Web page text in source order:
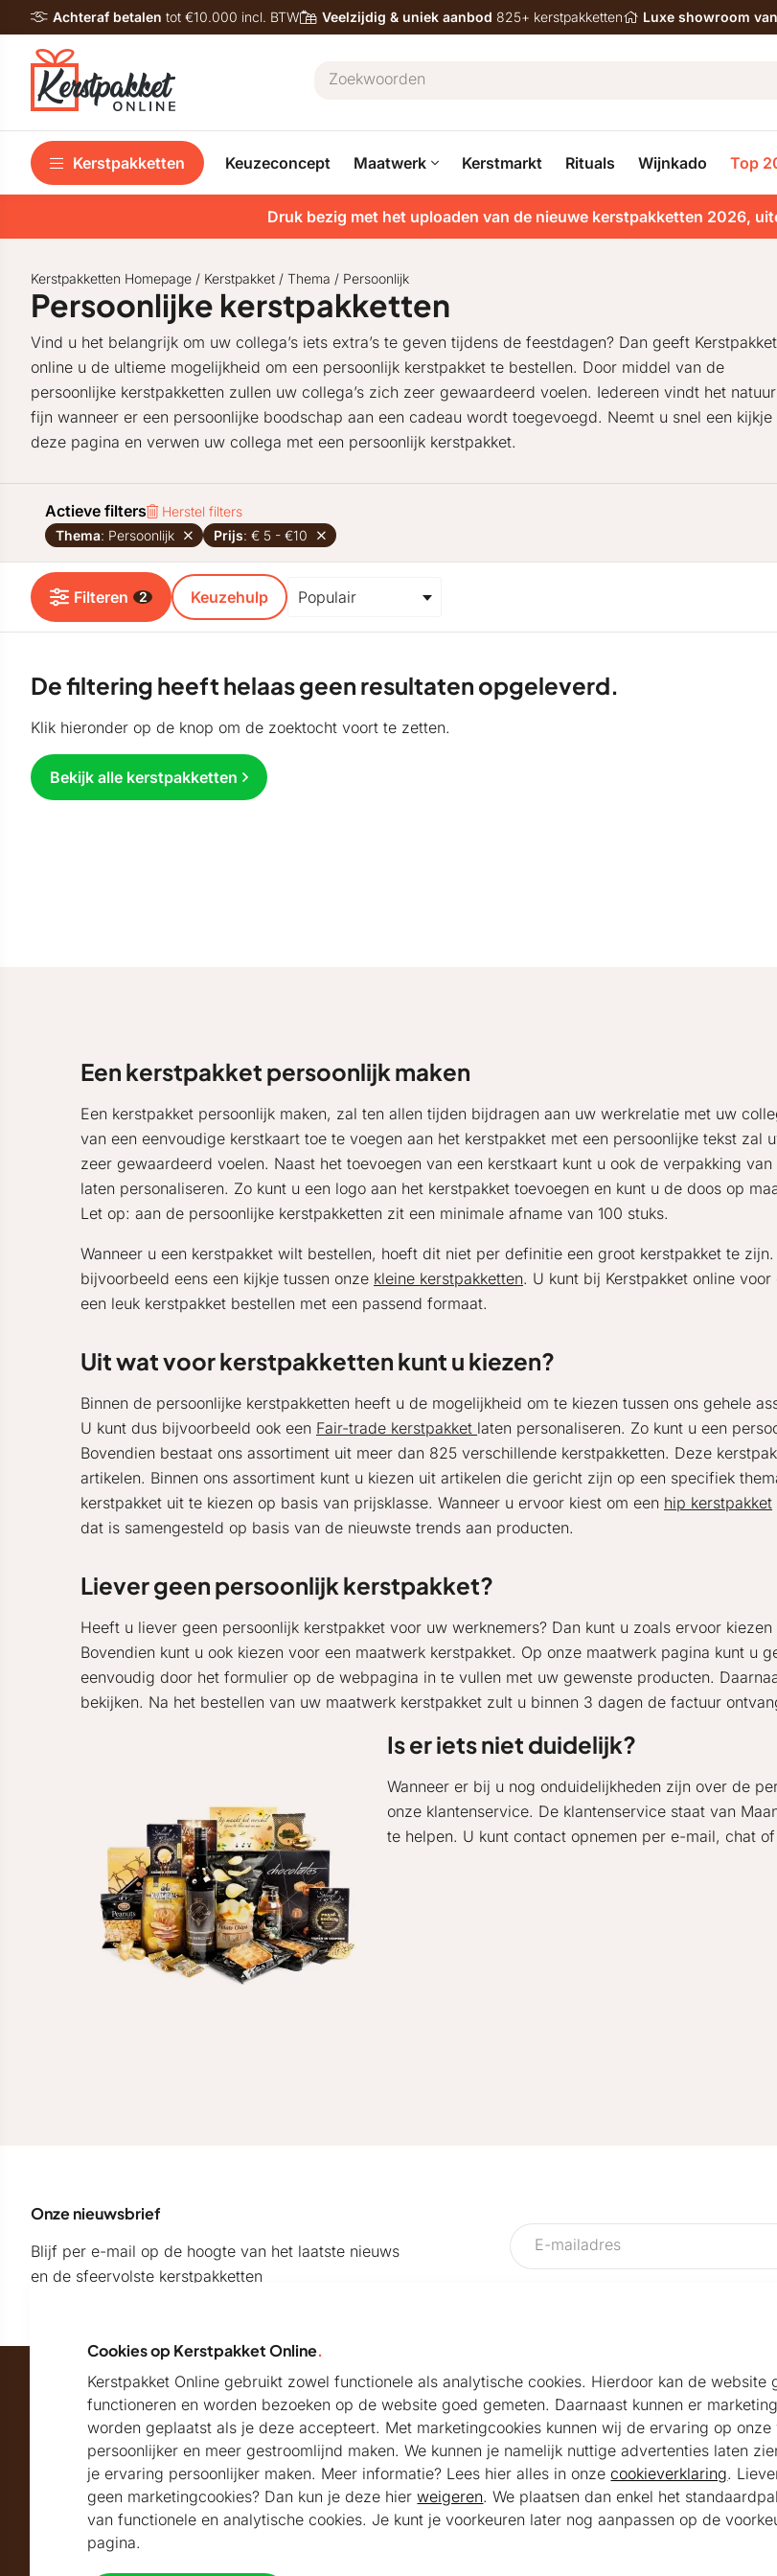
Achteraf betalen tot €10.000 incl. BTW Veelzijdig & uniek aanbod 825+ kerstpakketten Luxe showroom
Kerstpakketten Keuzeconcept Maatwerk Kerstmarkt Rituals Wijnkado Top
Druk bezig met het uploaden van de nieuwe kerstpakketten 2026,
Kerstpakketten Homepage / Kerstpakket / Thema / Persoonlijk
Persoonlijke kerstpakketten
Vind u het belangrijk om uw collega’s iets extra’s te geven tijdens de feestdagen? Dan geeft Kerstpakket
online u de ultieme mogelijkheid om een persoonlijk kerstpakket te bestellen. Door middel van de
persoonlijke kerstpakketten zullen uw collega’s zich zeer gewaardeerd voelen. Iedereen vindt het
fijn wanneer er een persoonlijke boodschap aan een cadeau wordt toegevoegd. Neemt u snel een kijkje
deze pagina en verwen uw collega met een persoonlijk kerstpakket.
Actieve filters
Herstel filters
Thema: Persoonlijk Prijs: € 5 - €10
Filteren 2 Keuzehulp
De filtering heeft helaas geen resultaten opgeleverd.
Klik hieronder op de knop om de zoektocht voort te zetten.
Bekijk alle kerstpakketten
Een kerstpakket persoonlijk maken
Een kerstpakket persoonlijk maken, zal ten allen tijden bijdragen aan uw werkrelatie met uw
van een eenvoudige kerstkaart toe te voegen aan het kerstpakket met een persoonlijke tekst zal
zeer gewaardeerd voelen. Naast het toevoegen van een kerstkaart kunt u ook de verpakking
laten personaliseren. Zo kunt u een logo aan het kerstpakket toevoegen en kunt u de doos op
Let op: aan de persoonlijke kerstpakketten zit een minimale afname van 100 stuks.
Wanneer u een kerstpakket wilt bestellen, hoeft dit niet per definitie een groot kerstpakket te
bijvoorbeeld eens een kijkje tussen onze kleine kerstpakketten. U kunt bij Kerstpakket online
een leuk kerstpakket bestellen met een passend formaat.
Uit wat voor kerstpakketten kunt u kiezen?
Binnen de persoonlijke kerstpakketten heeft u de mogelijkheid om te kiezen tussen ons gehele
U kunt dus bijvoorbeeld ook een Fair-trade kerstpakket laten personaliseren. Zo kunt u een
Bovendien bestaat ons assortiment uit meer dan 825 verschillende kerstpakketten. Deze
artikelen. Binnen ons assortiment kunt u kiezen uit artikelen die gericht zijn op een specifiek
kerstpakket uit te kiezen op basis van prijsklasse. Wanneer u ervoor kiest om een hip kerstpakket
dat is samengesteld op basis van de nieuwste trends aan producten.
Liever geen persoonlijk kerstpakket?
Heeft u liever geen persoonlijk kerstpakket voor uw werknemers? Dan kunt u zoals ervoor
Bovendien kunt u ook kiezen voor een maatwerk kerstpakket. Op onze maatwerk pagina kunt u
eenvoudig door het formulier op de webpagina in te vullen met uw gewenste producten.
bekijken. Na het bestellen van uw maatwerk kerstpakket zult u binnen 3 dagen de factuur
Is er iets niet duidelijk?
Wanneer er bij u nog onduidelijkheden zijn over de
onze klantenservice. De klantenservice staat van
te helpen. U kunt contact opnemen per e-mail, chat
Onze nieuwsbrief
Blijf per e-mail op de hoogte van het laatste nieuws
en de sfeervolste kerstpakketten
Maatschappelijk partner van
Beoordeeld met
Uitstekend
beoordeeld
Volg ons
Helpdesk
Veelgestelde vragen
Klantenservice
Bel ons
085 301 22 55 (NL)
Cookies op Kerstpakket Online.
Kerstpakket Online gebruikt zowel functionele als analytische cookies. Hierdoor kan de website
functioneren en worden bezoeken op de website goed gemeten. Daarnaast kunnen er
worden geplaatst als je deze accepteert. Met marketingcookies kunnen wij de ervaring op onze
persoonlijker en meer gestroomlijnd maken. We kunnen je namelijk nuttige advertenties laten
je ervaring persoonlijker maken. Meer informatie? Lees hier alles in onze cookieverklaring.
geen marketingcookies? Dan kun je deze hierweigeren. We plaatsen dan enkel het
van functionele en analytische cookies. Je kunt je voorkeuren later nog aanpassen op de
pagina.